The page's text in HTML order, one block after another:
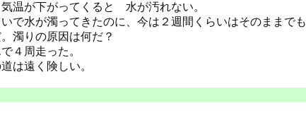
温が下がってくると 水が汚れない。
で水が濁ってきたのに、今は２週間くらいはそのままでも
濁りの原因は何だ？
４周走った。
は遠く険しい。